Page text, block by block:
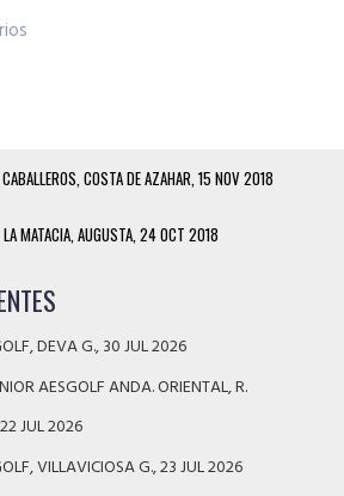
CABALLEROS, COSTA DE AZAHAR, 15 NOV 2018
LA MATACIA, AUGUSTA, 24 OCT 2018
DEVA G., 30 JUL 2026
AESGOLF ANDA. ORIENTAL, R.
JUL 2026
VILLAVICIOSA G., 23 JUL 2026